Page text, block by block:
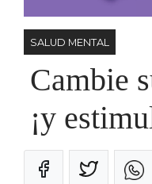
SALUD MENTAL
Cambie
¡y